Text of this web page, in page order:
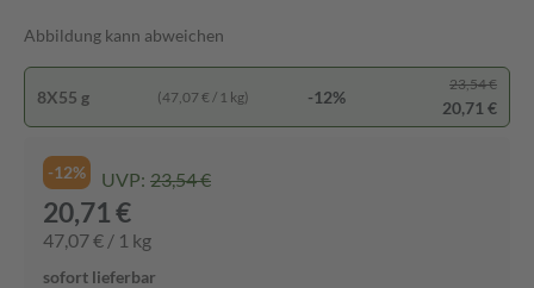
Abbildung kann abweichen
8X55 g (47,07 € / 1 kg) -12%
23,54 €
20,71 €
-12% UVP: 23,54 €
20,71 €
47,07 € / 1 kg
sofort lieferbar